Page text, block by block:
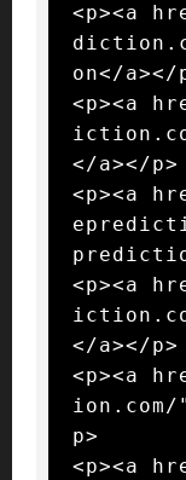
<p><a
on</a></
<p><a
</a></p>
<p><a
<p><a
</a></p>
<p><a
p>
<p><a